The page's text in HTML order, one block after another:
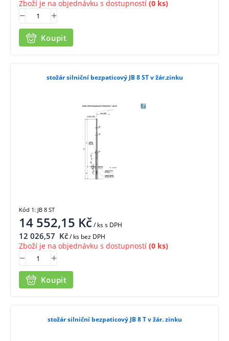
Zboží je na objednávku s dostupností (0 ks)
Koupit
stožár silniční bezpaticový JB 8 ST v žár.zinku
14 552,15 Kč/ kss DPH
12 026,57 Kč/ ks bez DPH
Zboží je na objednávku s dostupností (0 ks)
Koupit
Kód 1: JB 8 ST
stožár silniční bezpaticový JB 8 T v žár. zinku